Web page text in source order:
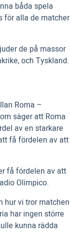
båda spela
för alla de matcher
de på massor
och Tyskland.
Roma –
säger att Roma
av en starkare
få fördelen av att
få fördelen av att
Olimpico.
hur vi tror matchen
har ingen större
kunna rädda